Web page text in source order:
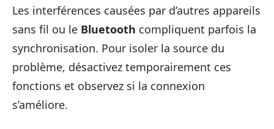
Les interférences causées par d’autres appareils
sans fil ou le Bluetooth compliquent parfois la
synchronisation. Pour isoler la source du
problème, désactivez temporairement ces
fonctions et observez si la connexion
s’améliore.